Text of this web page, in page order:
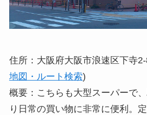
住所：大阪府大阪市浪速区下寺
地図・ルート検索)
概要：こちらも大型スーパーで
り日常の買い物に非常に便利。